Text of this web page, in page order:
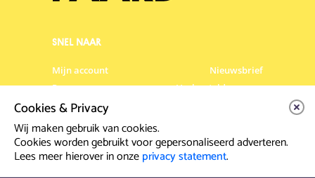
SNEL NAAR
Mijn account
Nieuwsbrief
Programma
Veelgestelde vragen
Partners & Sponsoren
Artiesten info
Cookies & Privacy
Wij maken gebruik van cookies.
Cookies worden gebruikt voor gepersonaliseerd adverteren.
Lees meer hierover in onzeprivacy statement.